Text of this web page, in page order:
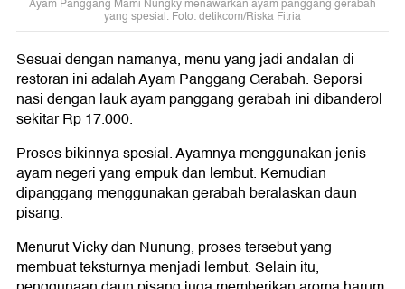
Ayam Panggang Mami Nungky menawarkan ayam panggang gerabah
yang spesial. Foto: detikcom/Riska Fitria
Sesuai dengan namanya, menu yang jadi andalan di
restoran ini adalah Ayam Panggang Gerabah. Seporsi
nasi dengan lauk ayam panggang gerabah ini dibanderol
sekitar Rp 17.000.
Proses bikinnya spesial. Ayamnya menggunakan jenis
ayam negeri yang empuk dan lembut. Kemudian
dipanggang menggunakan gerabah beralaskan daun
pisang.
Menurut Vicky dan Nunung, proses tersebut yang
membuat teksturnya menjadi lembut. Selain itu,